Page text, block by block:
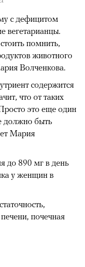
с дефицитом
вегетарианцы.
помнить,
животного
Волченкова.
содержится
что от таких
это еще один
должно быть
Мария
до 890 мг в день
у женщин в
почечная